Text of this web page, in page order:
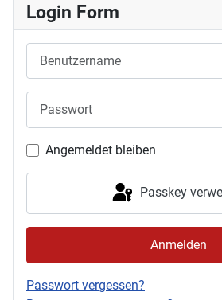
Login Form
Angemeldet bleiben
Passkey
Anmelden
Passwort vergessen?